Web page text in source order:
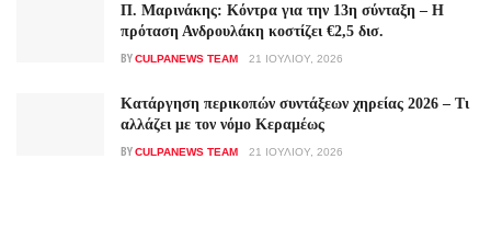
Π. Μαρινάκης: Κόντρα για την 13η σύνταξη – Η
πρόταση Ανδρουλάκη κοστίζει €2,5 δισ.
BYCULPANEWS TEAM 21 ΙΟΥΛΊΟΥ, 2026
Κατάργηση περικοπών συντάξεων χηρείας 2026 – Τι
αλλάζει με τον νόμο Κεραμέως
BYCULPANEWS TEAM 21 ΙΟΥΛΊΟΥ, 2026